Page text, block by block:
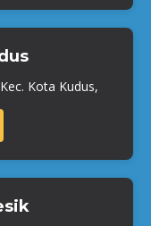
Kota Kudus,